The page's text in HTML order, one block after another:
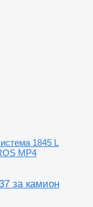
1845 L
MP4
за камион